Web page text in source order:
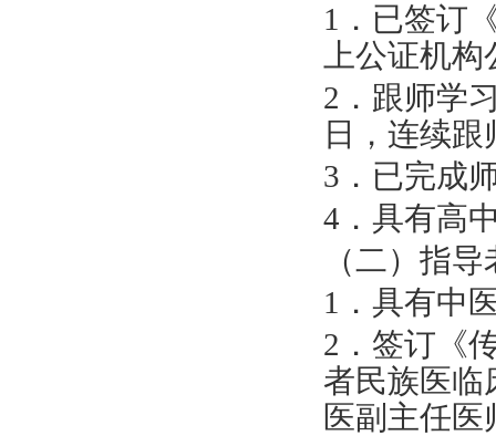
1 ．已签订
上公证机
2 ． 跟师学
日
， 连续跟
3 ．已完成
4 ．具有高
（二）指
1 ．具有中
2 ．签订《
者民族医临
医副主任医